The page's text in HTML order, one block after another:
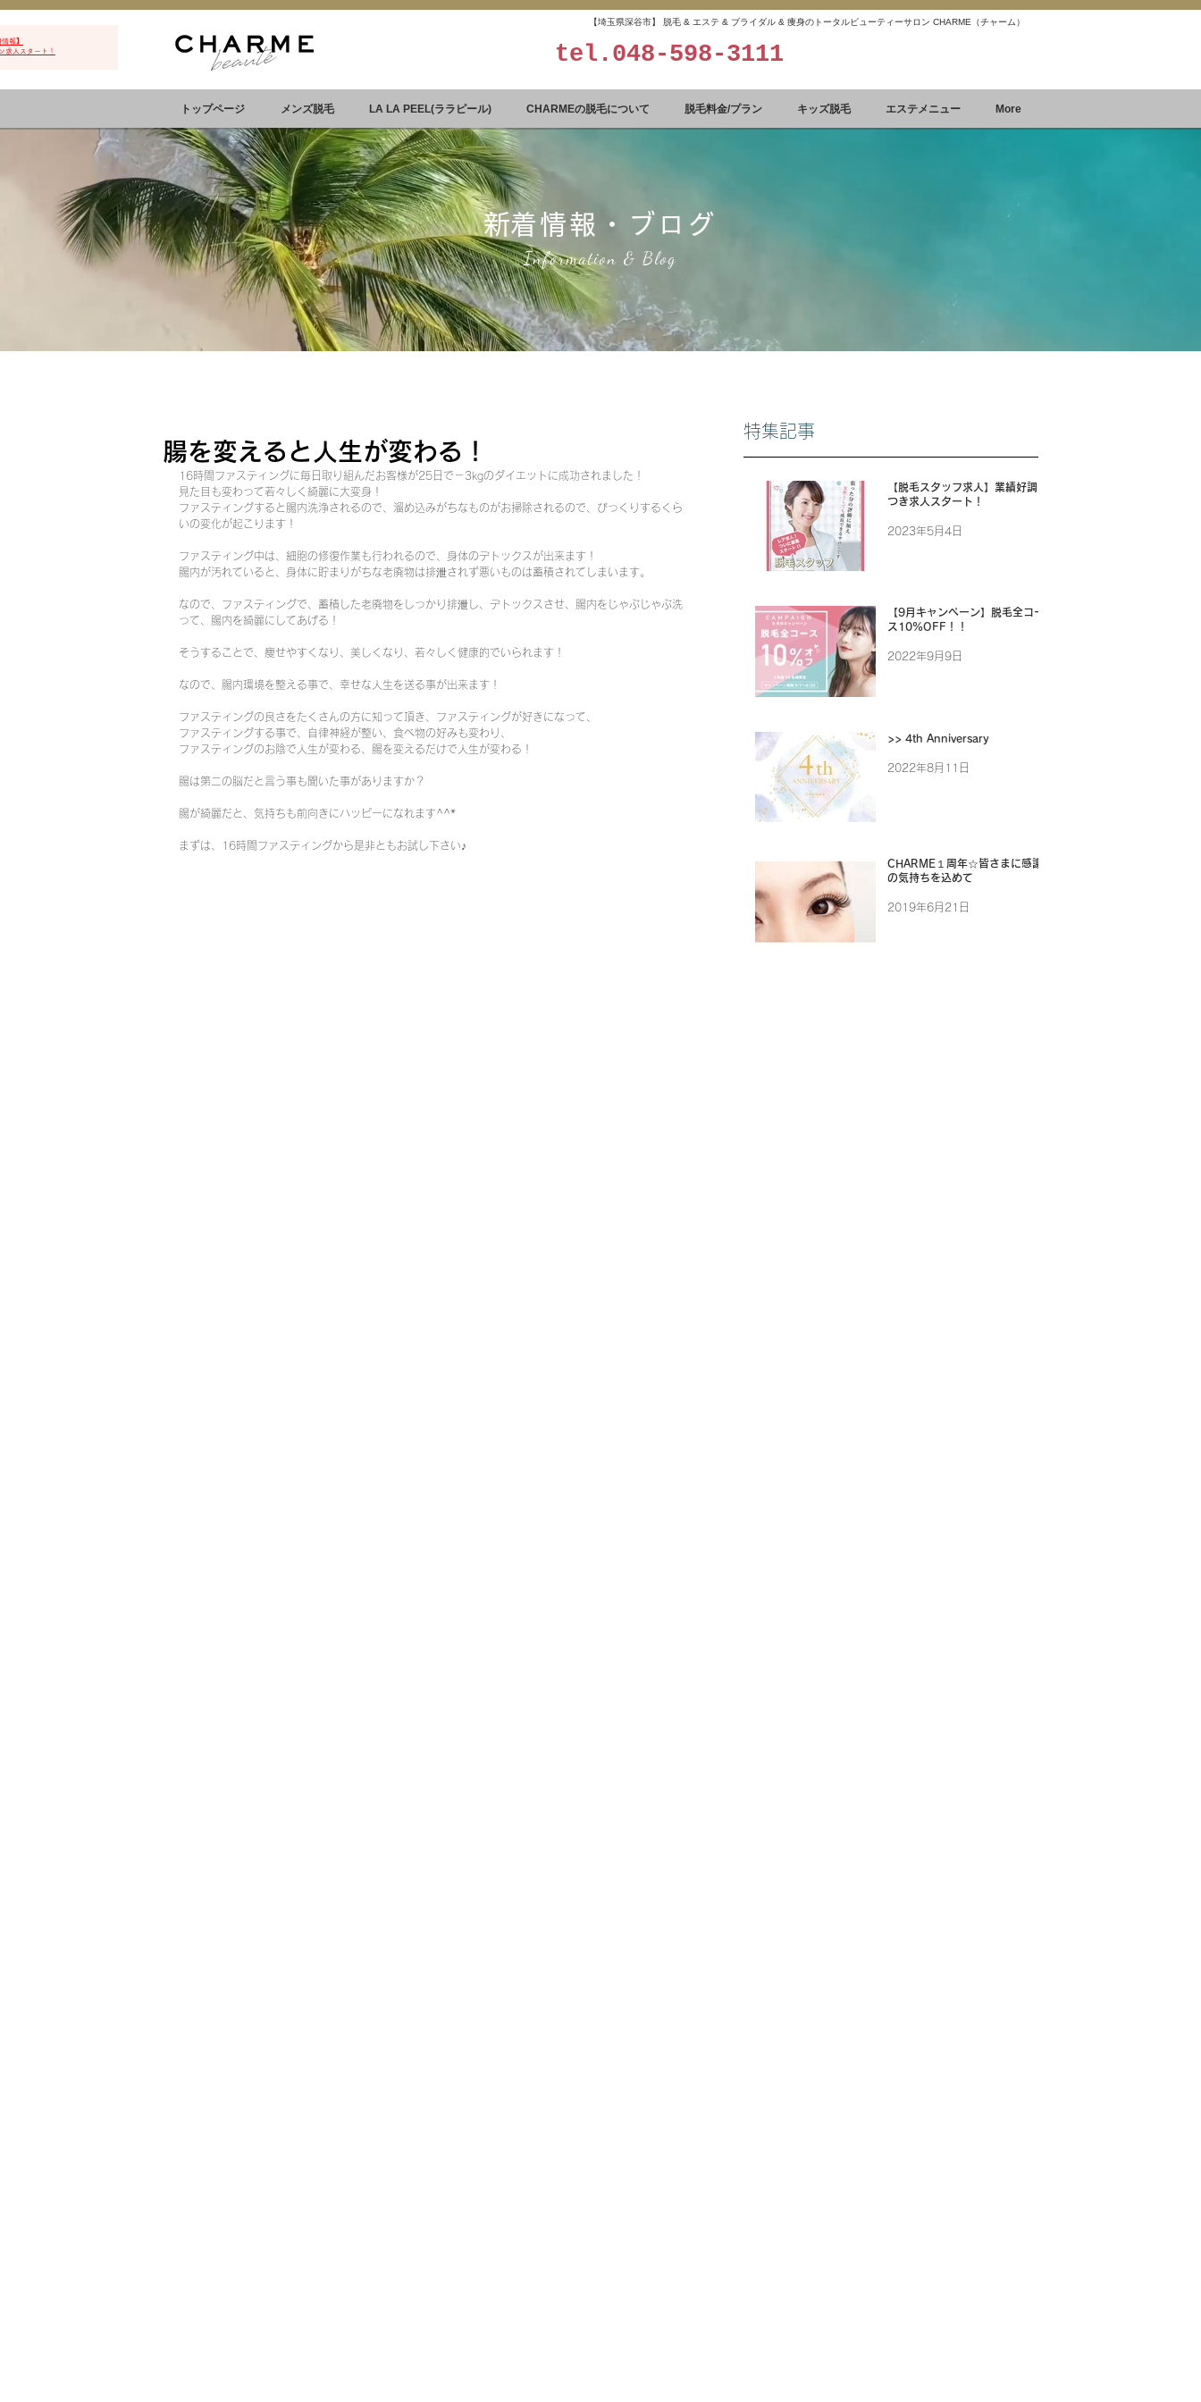
報】
求人スタート！
【埼玉県深谷市】 脱毛 & エステ & ブライダル & 痩身のトータルビューティーサロン CHARME（チャーム）
tel. 048-598-3111
トップページ メンズ脱毛 LA LA PEEL(ララピール) CHARMEの脱毛について 脱毛料金/プラン キッズ脱毛 エステメニュー More
​新着情報・ブログ
Information & Blog
腸を変えると人生が変わる！
16時間ファスティングに毎日取り組んだお客様が25日で－3kgのダイエットに成功されました！
見た目も変わって若々しく綺麗に大変身！
ファスティングすると腸内洗浄されるので、溜め込みがちなものがお掃除されるので、びっくりするくら
いの変化が起こります！
ファスティング中は、細胞の修復作業も行われるので、身体のデトックスが出来ます！
腸内が汚れていると、身体に貯まりがちな老廃物は排泄されず悪いものは蓄積されてしまいます。
なので、ファスティングで、蓄積した老廃物をしっかり排泄し、デトックスさせ、腸内をじゃぶじゃぶ洗
って、腸内を綺麗にしてあげる！
そうすることで、痩せやすくなり、美しくなり、若々しく健康的でいられます！
なので、腸内環境を整える事で、幸せな人生を送る事が出来ます！
ファスティングの良さをたくさんの方に知って頂き、ファスティングが好きになって、
ファスティングする事で、自律神経が整い、食べ物の好みも変わり、
ファスティングのお陰で人生が変わる、腸を変えるだけで人生が変わる！
腸は第二の脳だと言う事も聞いた事がありますか？
腸が綺麗だと、気持ちも前向きにハッピーになれます^^*
まずは、16時間ファスティングから是非ともお試し下さい♪
特集記事
【脱毛スタッフ求人】業績好調に
つき求人スタート！
2023年5月4日
【9月キャンペーン】脱毛全コー
ス10%OFF！！
2022年9月9日
>> 4th Anniversary
2022年8月11日
CHARME１周年☆皆さまに感謝
の気持ちを込めて
2019年6月21日